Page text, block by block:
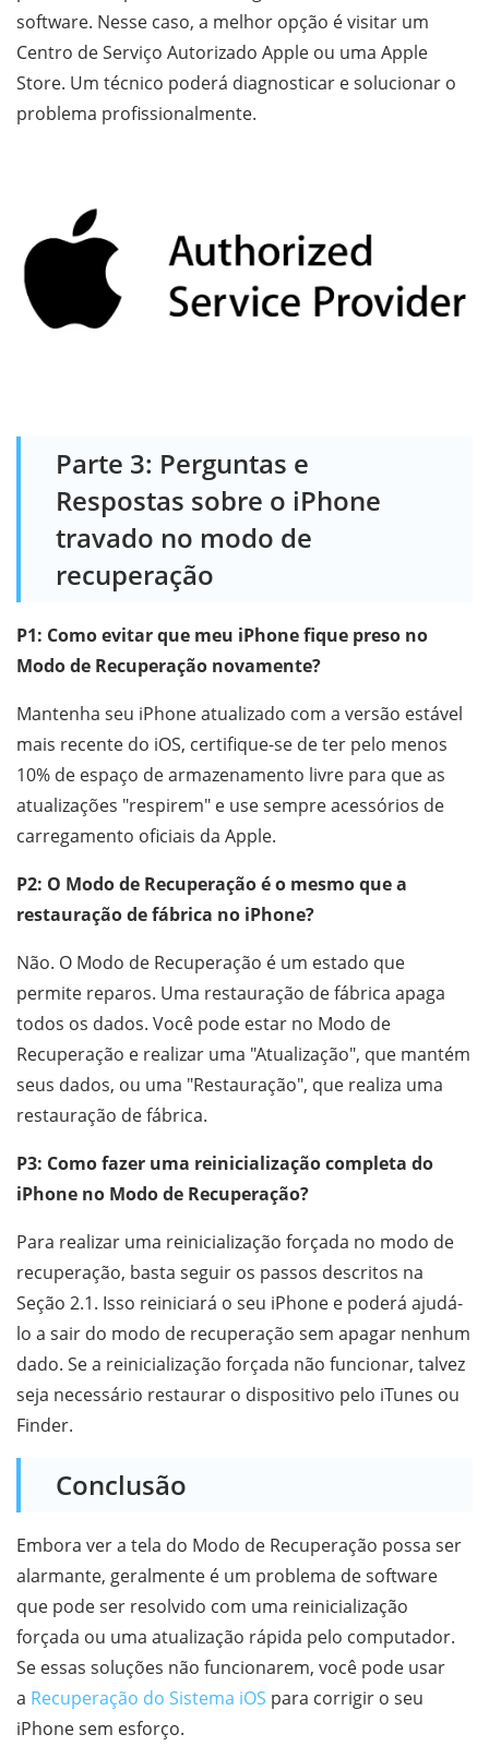
software. Nesse caso, a melhor opção é visitar um
Centro de Serviço Autorizado Apple ou uma Apple
Store. Um técnico poderá diagnosticar e solucionar o
problema profissionalmente.
Parte 3: Perguntas e
Respostas sobre o iPhone
travado no modo de
recuperação
P1: Como evitar que meu iPhone fique preso no
Modo de Recuperação novamente?
Mantenha seu iPhone atualizado com a versão estável
mais recente do iOS, certifique-se de ter pelo menos
10% de espaço de armazenamento livre para que as
atualizações "respirem" e use sempre acessórios de
carregamento oficiais da Apple.
P2: O Modo de Recuperação é o mesmo que a
restauração de fábrica no iPhone?
Não. O Modo de Recuperação é um estado que
permite reparos. Uma restauração de fábrica apaga
todos os dados. Você pode estar no Modo de
Recuperação e realizar uma "Atualização", que mantém
seus dados, ou uma "Restauração", que realiza uma
restauração de fábrica.
P3: Como fazer uma reinicialização completa do
iPhone no Modo de Recuperação?
Para realizar uma reinicialização forçada no modo de
recuperação, basta seguir os passos descritos na
Seção 2.1. Isso reiniciará o seu iPhone e poderá ajudá-
lo a sair do modo de recuperação sem apagar nenhum
dado. Se a reinicialização forçada não funcionar, talvez
seja necessário restaurar o dispositivo pelo iTunes ou
Finder.
Conclusão
Embora ver a tela do Modo de Recuperação possa ser
alarmante, geralmente é um problema de software
que pode ser resolvido com uma reinicialização
forçada ou uma atualização rápida pelo computador.
Se essas soluções não funcionarem, você pode usar
a Recuperação do Sistema iOS para corrigir o seu
iPhone sem esforço.